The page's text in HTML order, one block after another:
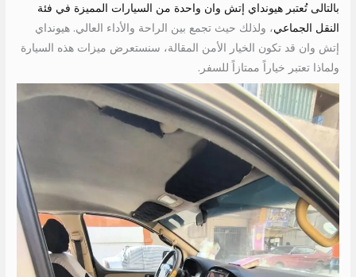
بالتالى تُعتبر هيونداي إتش وان واحدة من السيارات المميزة في فئة
النقل الجماعي، ولذلك حيث تجمع بين الراحة والأداء العالي. هيونداي
إتش وان قد تكون الخيار الأمن المقالة، سنستعرض ميزات هذه السيارة
ولماذا تعتبر خياراً ممتازاً للسفر.